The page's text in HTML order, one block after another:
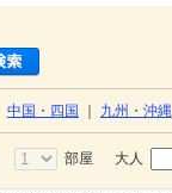
中国・四国 九州・沖縄
部屋 大人